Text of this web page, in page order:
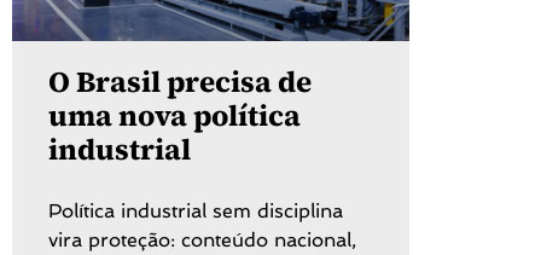
O Brasil precisa de
uma nova política
industrial
Política industrial sem disciplina
vira proteção: conteúdo nacional,